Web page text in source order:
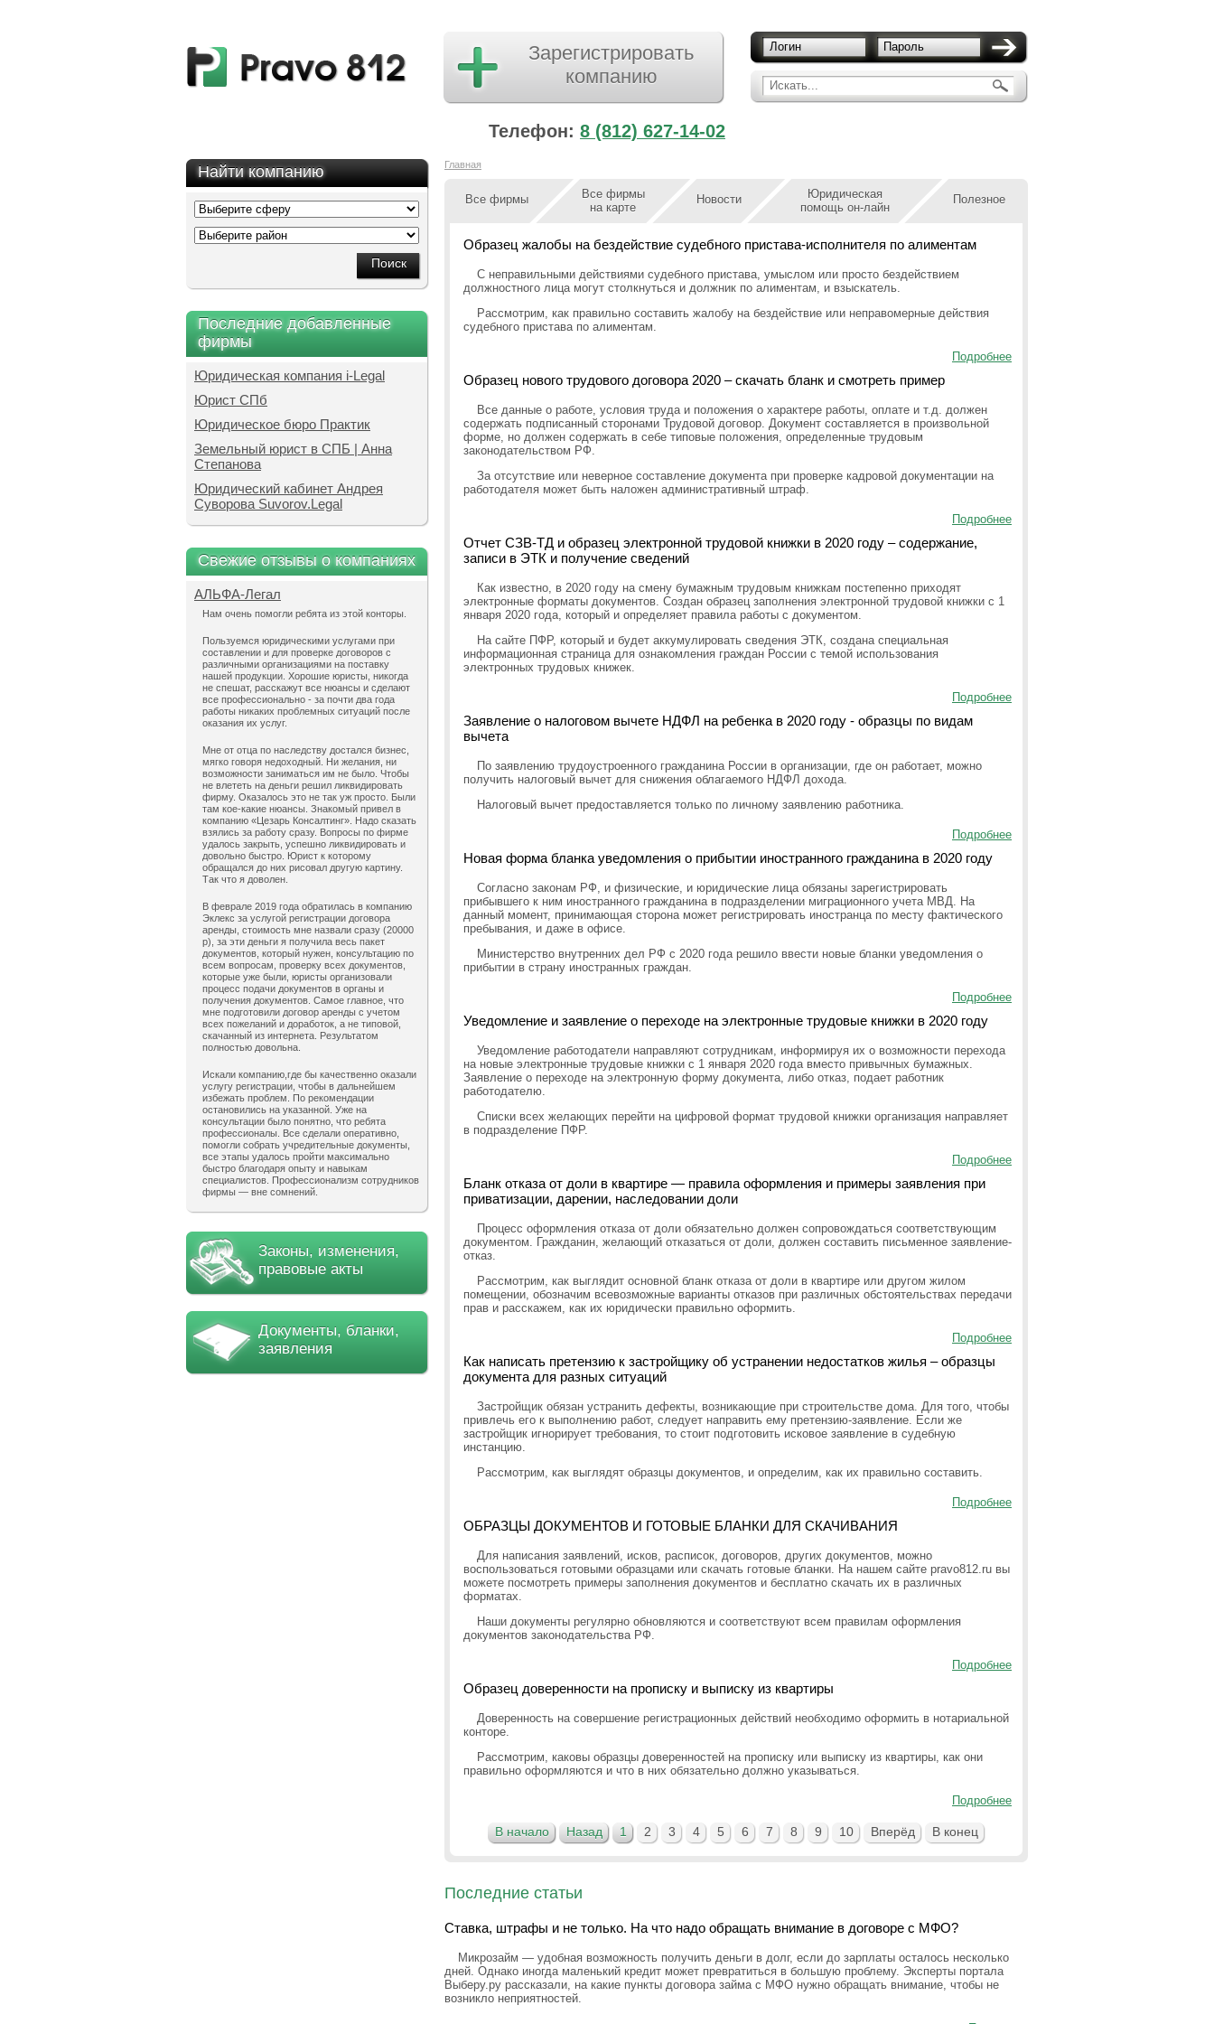
Искать...
Логин Пароль
Зарегистрировать
компанию
Телефон: 8 (812) 627-14-02
Найти компанию
Последние добавленные
фирмы
Юридическая компания i-Legal
Юрист СПб
Юридическое бюро Практик
Земельный юрист в СПБ | Анна
Степанова
Юридический кабинет Андрея
Суворова Suvorov.Legal
Свежие отзывы о компаниях
АЛЬФА-Легал
Нам очень помогли ребята из этой конторы.
Пользуемся юридическими услугами при
составлении и для проверке договоров с
различными организациями на поставку
нашей продукции. Хорошие юристы, никогда
не спешат, расскажут все нюансы и сделают
все профессионально - за почти два года
работы никаких проблемных ситуаций после
оказания их услуг.
Мне от отца по наследству достался бизнес,
мягко говоря недоходный. Ни желания, ни
возможности заниматься им не было. Чтобы
не влететь на деньги решил ликвидировать
фирму. Оказалось это не так уж просто. Были
там кое-какие нюансы. Знакомый привел в
компанию «Цезарь Консалтинг». Надо сказать
взялись за работу сразу. Вопросы по фирме
удалось закрыть, успешно ликвидировать и
довольно быстро. Юрист к которому
обращался до них рисовал другую картину.
Так что я доволен.
В феврале 2019 года обратилась в компанию
Эклекс за услугой регистрации договора
аренды, стоимость мне назвали сразу (20000
р), за эти деньги я получила весь пакет
документов, который нужен, консультацию по
всем вопросам, проверку всех документов,
которые уже были, юристы организовали
процесс подачи документов в органы и
получения документов. Самое главное, что
мне подготовили договор аренды с учетом
всех пожеланий и доработок, а не типовой,
скачанный из интернета. Результатом
полностью довольна.
Искали компанию,где бы качественно оказали
услугу регистрации, чтобы в дальнейшем
избежать проблем. По рекомендации
остановились на указанной. Уже на
консультации было понятно, что ребята
профессионалы. Все сделали оперативно,
помогли собрать учредительные документы,
все этапы удалось пройти максимально
быстро благодаря опыту и навыкам
специалистов. Профессионализм сотрудников
фирмы — вне сомнений.
Законы, изменения,
правовые акты
Документы, бланки,
заявления
Главная
Все фирмы
Все фирмы
на карте
Новости
Юридическая
помощь он-лайн
Полезное
Образец жалобы на бездействие судебного пристава-исполнителя по алиментам
С неправильными действиями судебного пристава, умыслом или просто бездействием
должностного лица могут столкнуться и должник по алиментам, и взыскатель.
Рассмотрим, как правильно составить жалобу на бездействие или неправомерные действия
судебного пристава по алиментам.
Подробнее
Образец нового трудового договора 2020 – скачать бланк и смотреть пример
Все данные о работе, условия труда и положения о характере работы, оплате и т.д. должен
содержать подписанный сторонами Трудовой договор. Документ составляется в произвольной
форме, но должен содержать в себе типовые положения, определенные трудовым
законодательством РФ.
За отсутствие или неверное составление документа при проверке кадровой документации на
работодателя может быть наложен административный штраф.
Подробнее
Отчет СЗВ-ТД и образец электронной трудовой книжки в 2020 году – содержание,
записи в ЭТК и получение сведений
Как известно, в 2020 году на смену бумажным трудовым книжкам постепенно приходят
электронные форматы документов. Создан образец заполнения электронной трудовой книжки с 1
января 2020 года, который и определяет правила работы с документом.
На сайте ПФР, который и будет аккумулировать сведения ЭТК, создана специальная
информационная страница для ознакомления граждан России с темой использования
электронных трудовых книжек.
Подробнее
Заявление о налоговом вычете НДФЛ на ребенка в 2020 году - образцы по видам
вычета
По заявлению трудоустроенного гражданина России в организации, где он работает, можно
получить налоговый вычет для снижения облагаемого НДФЛ дохода.
Налоговый вычет предоставляется только по личному заявлению работника.
Подробнее
Новая форма бланка уведомления о прибытии иностранного гражданина в 2020 году
Согласно законам РФ, и физические, и юридические лица обязаны зарегистрировать
прибывшего к ним иностранного гражданина в подразделении миграционного учета МВД. На
данный момент, принимающая сторона может регистрировать иностранца по месту фактического
пребывания, и даже в офисе.
Министерство внутренних дел РФ с 2020 года решило ввести новые бланки уведомления о
прибытии в страну иностранных граждан.
Подробнее
Уведомление и заявление о переходе на электронные трудовые книжки в 2020 году
Уведомление работодатели направляют сотрудникам, информируя их о возможности перехода
на новые электронные трудовые книжки с 1 января 2020 года вместо привычных бумажных.
Заявление о переходе на электронную форму документа, либо отказ, подает работник
работодателю.
Списки всех желающих перейти на цифровой формат трудовой книжки организация направляет
в подразделение ПФР.
Подробнее
Бланк отказа от доли в квартире — правила оформления и примеры заявления при
приватизации, дарении, наследовании доли
Процесс оформления отказа от доли обязательно должен сопровождаться соответствующим
документом. Гражданин, желающий отказаться от доли, должен составить письменное заявление-
отказ.
Рассмотрим, как выглядит основной бланк отказа от доли в квартире или другом жилом
помещении, обозначим всевозможные варианты отказов при различных обстоятельствах передачи
прав и расскажем, как их юридически правильно оформить.
Подробнее
Как написать претензию к застройщику об устранении недостатков жилья – образцы
документа для разных ситуаций
Застройщик обязан устранить дефекты, возникающие при строительстве дома. Для того, чтобы
привлечь его к выполнению работ, следует направить ему претензию-заявление. Если же
застройщик игнорирует требования, то стоит подготовить исковое заявление в судебную
инстанцию.
Рассмотрим, как выглядят образцы документов, и определим, как их правильно составить.
Подробнее
ОБРАЗЦЫ ДОКУМЕНТОВ И ГОТОВЫЕ БЛАНКИ ДЛЯ СКАЧИВАНИЯ
Для написания заявлений, исков, расписок, договоров, других документов, можно
воспользоваться готовыми образцами или скачать готовые бланки. На нашем сайте pravo812.ru вы
можете посмотреть примеры заполнения документов и бесплатно скачать их в различных
форматах.
Наши документы регулярно обновляются и соответствуют всем правилам оформления
документов законодательства РФ.
Подробнее
Образец доверенности на прописку и выписку из квартиры
Доверенность на совершение регистрационных действий необходимо оформить в нотариальной
конторе.
Рассмотрим, каковы образцы доверенностей на прописку или выписку из квартиры, как они
правильно оформляются и что в них обязательно должно указываться.
Подробнее
В начало Назад 1 2 3 4 5 6 7 8 9 10 Вперёд В конец
Последние статьи
Ставка, штрафы и не только. На что надо обращать внимание в договоре с МФО?
Микрозайм — удобная возможность получить деньги в долг, если до зарплаты осталось несколько
дней. Однако иногда маленький кредит может превратиться в большую проблему. Эксперты портала
Выберу.ру рассказали, на какие пункты договора займа с МФО нужно обращать внимание, чтобы не
возникло неприятностей.